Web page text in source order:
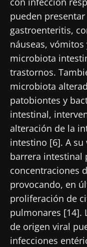
pueden
gastroenteritis,
náuseas,
microbiota
trastornos.
microbiota
patobiontes y
intestinal,
alteración de la
intestino [6]. A su
barrera intestinal
concentraciones
provocando, en
proliferación de
pulmonares [14].
de origen viral
infecciones
Ser redirigido
Quedarse en
Institute
Me gustaría
noticias de
He leído y
de uso y la
Biocodex
* Campo obligatorio
BMI 20-35
* Campo obligatorio
BMI 20-35
23/07/2026
Influencia
microbiota
en la salud
reproductiva
Leer el
artículo